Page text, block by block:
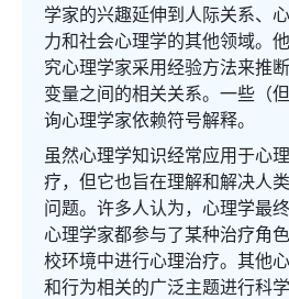
学家的兴趣延伸到人际关系、
力和社会心理学的其他领域。
究心理学家采用经验方法来推
变量之间的相关关系。一些（
询心理学家依赖符号解释。
虽然心理学知识经常应用于心
疗，但它也旨在理解和解决人
问题。许多人认为，心理学最
心理学家都参与了某种治疗角
校环境中进行心理治疗。其他
和行为相关的广泛主题进行科